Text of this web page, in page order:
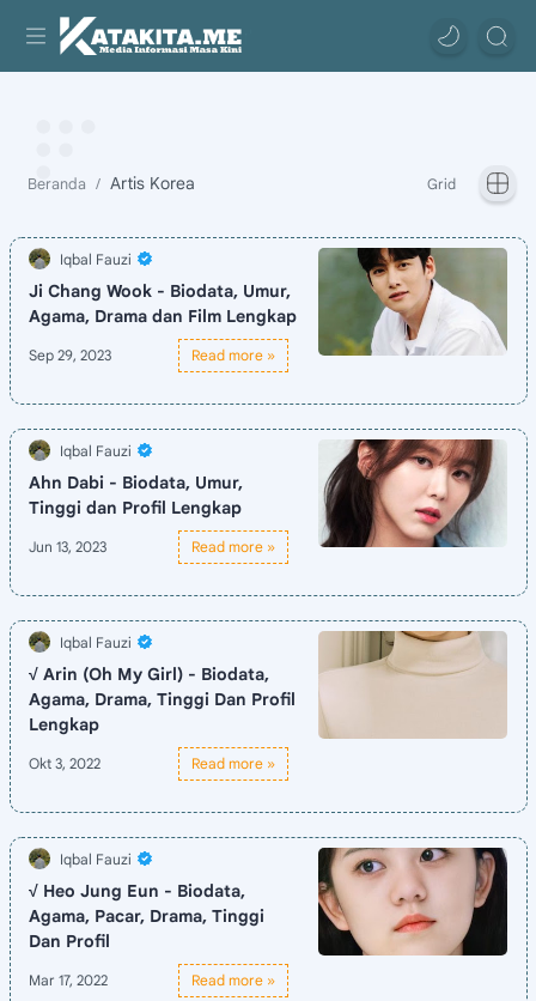
Artis Korea
Ji Chang Wook - Biodata, Umur,
Agama, Drama dan Film Lengkap
Ahn Dabi - Biodata, Umur,
Tinggi dan Profil Lengkap
√ Arin (Oh My Girl) - Biodata,
Agama, Drama, Tinggi Dan Profil
Lengkap
√ Heo Jung Eun - Biodata,
Agama, Pacar, Drama, Tinggi
Dan Profil